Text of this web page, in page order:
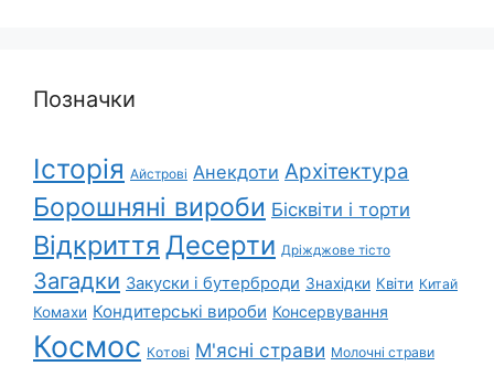
Позначки
Історія Айстрові Анекдоти Архітектура
Борошняні вироби Бісквіти і торти
Відкриття Десерти Дріжджове тісто
Загадки Закуски і бутерброди Знахідки Квіти Китай
Комахи Кондитерські вироби Консервування
Космос Котові М'ясні страви Молочні страви